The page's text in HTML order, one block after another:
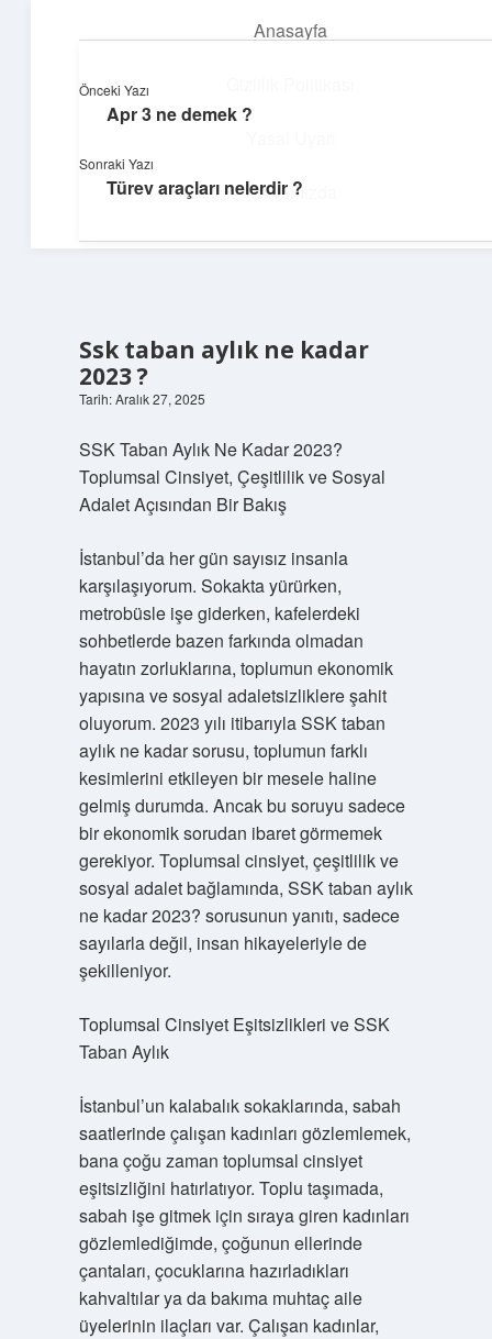
Anasayfa
Hakkımızda
Dijital Dünya Günlüğü
Ssk taban aylık ne kadar
2023 ?
Tarih: Aralık 27, 2025
SSK Taban Aylık Ne Kadar 2023?
Toplumsal Cinsiyet, Çeşitlilik ve Sosyal
Adalet Açısından Bir Bakış
İstanbul’da her gün sayısız insanla
karşılaşıyorum. Sokakta yürürken,
metrobüsle işe giderken, kafelerdeki
sohbetlerde bazen farkında olmadan
hayatın zorluklarına, toplumun ekonomik
yapısına ve sosyal adaletsizliklere şahit
oluyorum. 2023 yılı itibarıyla SSK taban
aylık ne kadar sorusu, toplumun farklı
kesimlerini etkileyen bir mesele haline
gelmiş durumda. Ancak bu soruyu sadece
bir ekonomik sorudan ibaret görmemek
gerekiyor. Toplumsal cinsiyet, çeşitlilik ve
sosyal adalet bağlamında, SSK taban aylık
ne kadar 2023? sorusunun yanıtı, sadece
sayılarla değil, insan hikayeleriyle de
şekilleniyor.
Toplumsal Cinsiyet Eşitsizlikleri ve SSK
Taban Aylık
İstanbul’un kalabalık sokaklarında, sabah
saatlerinde çalışan kadınları gözlemlemek,
bana çoğu zaman toplumsal cinsiyet
eşitsizliğini hatırlatıyor. Toplu taşımada,
sabah işe gitmek için sıraya giren kadınları
gözlemlediğimde, çoğunun ellerinde
çantaları, çocuklarına hazırladıkları
kahvaltılar ya da bakıma muhtaç aile
üyelerinin ilaçları var. Çalışan kadınlar,
Önceki Yazı
Apr 3 ne demek ?
Sonraki Yazı
Türev araçları nelerdir ?